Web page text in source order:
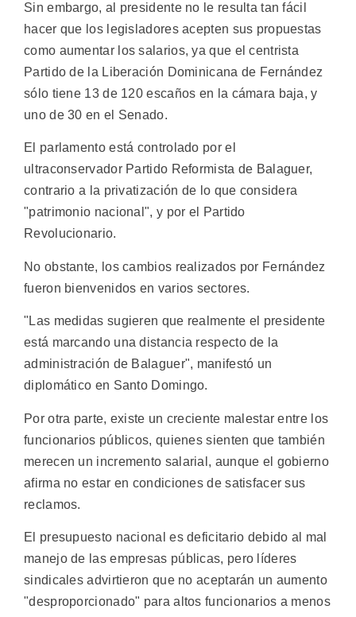
Sin embargo, al presidente no le resulta tan fácil
hacer que los legisladores acepten sus propuestas
como aumentar los salarios, ya que el centrista
Partido de la Liberación Dominicana de Fernández
sólo tiene 13 de 120 escaños en la cámara baja, y
uno de 30 en el Senado.
El parlamento está controlado por el
ultraconservador Partido Reformista de Balaguer,
contrario a la privatización de lo que considera
"patrimonio nacional", y por el Partido
Revolucionario.
No obstante, los cambios realizados por Fernández
fueron bienvenidos en varios sectores.
"Las medidas sugieren que realmente el presidente
está marcando una distancia respecto de la
administración de Balaguer", manifestó un
diplomático en Santo Domingo.
Por otra parte, existe un creciente malestar entre los
funcionarios públicos, quienes sienten que también
merecen un incremento salarial, aunque el gobierno
afirma no estar en condiciones de satisfacer sus
reclamos.
El presupuesto nacional es deficitario debido al mal
manejo de las empresas públicas, pero líderes
sindicales advirtieron que no aceptarán un aumento
"desproporcionado" para altos funcionarios a menos